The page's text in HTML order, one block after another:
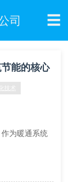
司 ☰
能的核心
技术
为暖通系统
fluid
现hvac系统